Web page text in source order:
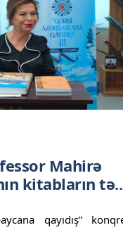
Mahirə
kitabların
qayıdış”